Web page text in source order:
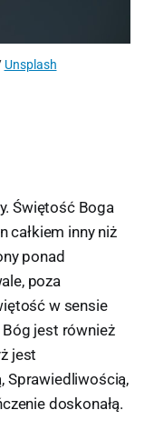
Unsplash
Świętość Boga
całkiem inny niż
ponad
poza
w sensie
Bóg jest również
jest
Sprawiedliwością,
doskonałą.